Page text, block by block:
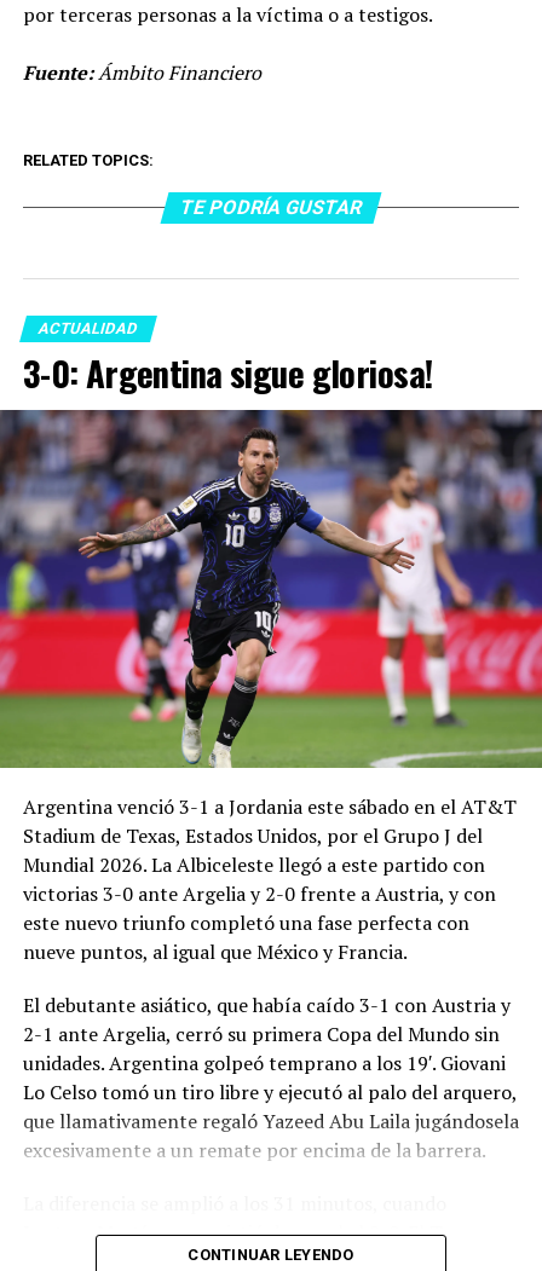
por terceras personas a la víctima o a testigos.
Fuente:Ámbito Financiero
RELATED TOPICS:
TE PODRÍA GUSTAR
ACTUALIDAD
3-0: Argentina sigue gloriosa!
Argentina venció 3-1 a Jordania este sábado en el AT&T
Stadium de Texas, Estados Unidos, por el Grupo J del
Mundial 2026. La Albiceleste llegó a este partido con
victorias 3-0 ante Argelia y 2-0 frente a Austria, y con
este nuevo triunfo completó una fase perfecta con
nueve puntos, al igual que México y Francia.
El debutante asiático, que había caído 3-1 con Austria y
2-1 ante Argelia, cerró su primera Copa del Mundo sin
unidades. Argentina golpeó temprano a los 19′. Giovani
Lo Celso tomó un tiro libre y ejecutó al palo del arquero,
que llamativamente regaló Yazeed Abu Laila jugándosela
excesivamente a un remate por encima de la barrera.
Lautaro Martínez convirtió de penal el 2-0. El Toro
anotó su primer gol en Copas del Mundo, tras no
CONTINUAR LEYENDO